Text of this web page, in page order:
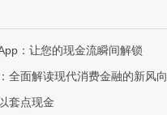
：让您的现金流瞬间解锁
全面解读现代消费金融的新风向
套点现金